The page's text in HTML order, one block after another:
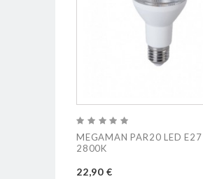
MEGAMAN PAR20 LED
2800K
22,90 €